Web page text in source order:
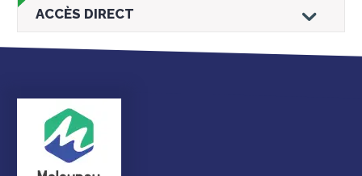
ACCÈS DIRECT
Droits et
démarches